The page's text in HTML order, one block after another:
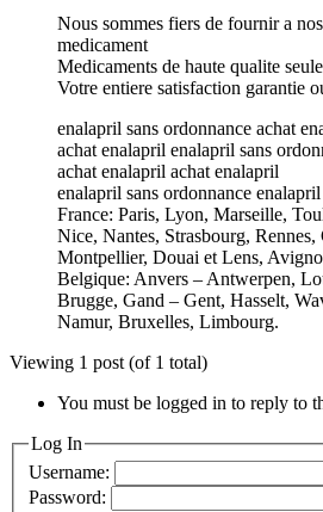
Nous sommes fiers de fournir a
medicament
Medicaments de haute qualite
Votre entiere satisfaction garantie
enalapril sans ordonnance achat
achat enalapril enalapril sans
achat enalapril achat enalapril
enalapril sans ordonnance
France: Paris, Lyon, Marseille,
Nice, Nantes, Strasbourg,
Montpellier, Douai et Lens,
Belgique: Anvers – Antwerpen,
Brugge, Gand – Gent, Hasselt,
Namur, Bruxelles, Limbourg.
Viewing 1 post (of 1 total)
You must be logged in to reply to
Log In
Username:
Password: